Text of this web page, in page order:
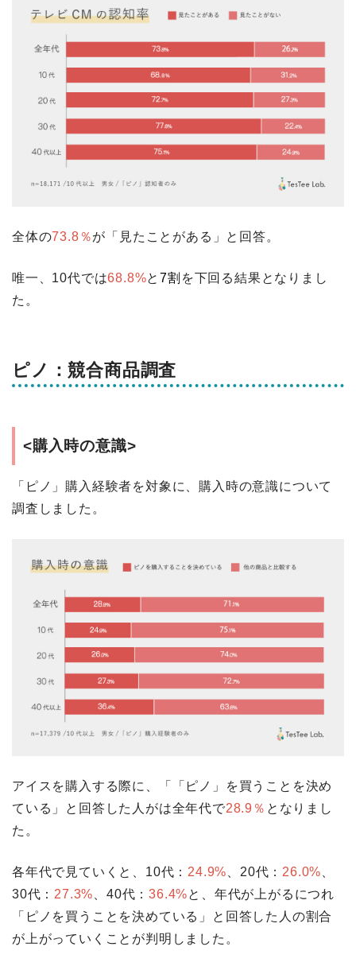
全体の73.8％が「見たことがある」と回答。
唯一、10代では68.8%と7割 を下回る結果となりまし
た。
ピノ：競合商品調査
<購入時の意識>
「ピノ」購入経験者を対象に、購入時の意識について
調査しました。
アイスを購入する際に、「「ピノ」を買うことを決め
ている」と回答した人がは全年代で28.9％ となりまし
た。
各年代で見ていくと、10代：24.9%、20代：26.0%、
30代：27.3%、40代：36.4%と、年代が上がるにつれ
「ピノを買うことを決めている」と回答した人の割合
が上がっていくことが判明しました。